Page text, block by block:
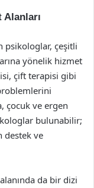
psikologlar, çeşitli
yönelik hizmet
çift terapisi gibi
çocuk ve ergen
bulunabilir;
destek ve
da bir dizi